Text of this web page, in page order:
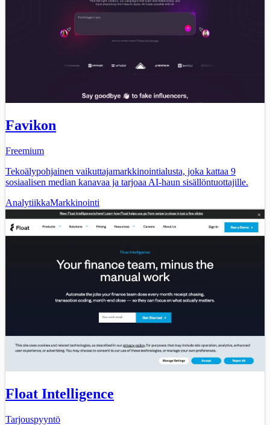
Favikon
Freemium
Tekoälypohjainen vaikuttajamarkkinointialusta, joka kattaa 9
sosiaalisen median kanavaa ja tarjoaa AI-haun sisällöntuottajille.
AnalytiikkaMarkkinointi
Float Intelligence
Tarjouspyyntö